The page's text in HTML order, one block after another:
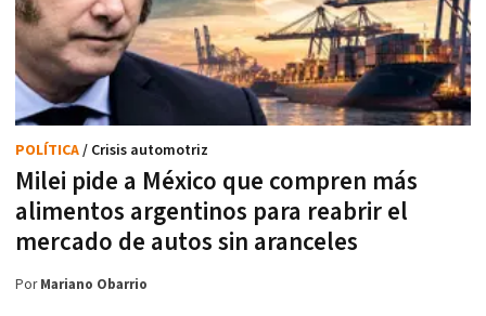
Milei pide a México que compren más
alimentos argentinos para reabrir el
mercado de autos sin aranceles
POLÍTICA/ Crisis automotriz
PorMariano Obarrio